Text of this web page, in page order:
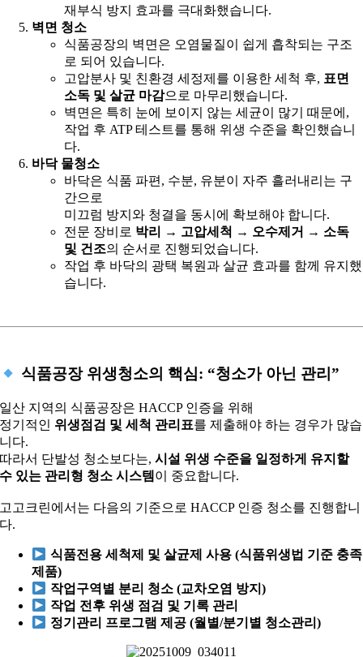
재부식 방지 효과를 극대화했습니다.
벽면 청소
식품공장의 벽면은 오염물질이 쉽게 흡착되는 구조
로 되어 있습니다.
고압분사 및 친환경 세정제를 이용한 세척 후, 표면
소독 및 살균 마감으로 마무리했습니다.
벽면은 특히 눈에 보이지 않는 세균이 많기 때문에,
작업 후 ATP 테스트를 통해 위생 수준을 확인했습니
다.
바닥 물청소
바닥은 식품 파편, 수분, 유분이 자주 흘러내리는 구
간으로
미끄럼 방지와 청결을 동시에 확보해야 합니다.
전문 장비로 박리 → 고압세척 → 오수제거 → 소독
및 건조의 순서로 진행되었습니다.
작업 후 바닥의 광택 복원과 살균 효과를 함께 유지했
습니다.
식품공장 위생청소의 핵심: “청소가 아닌 관리”
일산 지역의 식품공장은 HACCP 인증을 위해
정기적인 위생점검 및 세척 관리표를 제출해야 하는 경우가 많습
니다.
따라서 단발성 청소보다는,시설 위생 수준을 일정하게 유지할
수 있는 관리형 청소 시스템 이 중요합니다.
고고크린에서는 다음의 기준으로 HACCP 인증 청소를 진행합니
다.
식품전용 세척제 및 살균제 사용 (식품위생법 기준 충족
제품)
작업구역별 분리 청소 (교차오염 방지)
작업 전후 위생 점검 및 기록 관리
정기관리 프로그램 제공 (월별/분기별 청소관리)